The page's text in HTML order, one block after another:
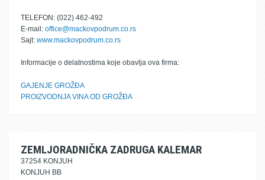
TELEFON: (022) 462-492
E-mail: office@mackovpodrum.co.rs
Sajt: www.mackovpodrum.co.rs
Informacije o delatnostima koje obavlja ova firma:
GAJENJE GROŽĐA
PROIZVODNJA VINA OD GROŽĐA
ZEMLJORADNIČKA ZADRUGA KALEMAR
37254 KONJUH
KONJUH BB